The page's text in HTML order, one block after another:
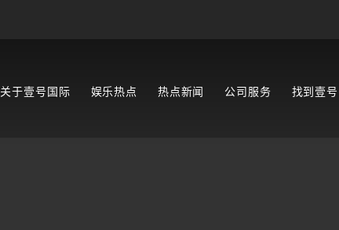
关于壹号国际 娱乐热点 热点新闻 公司服务 找到壹号